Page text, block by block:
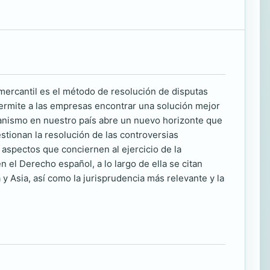
es el método de resolución de disputas
a las empresas encontrar una solución mejor
en nuestro país abre un nuevo horizonte que
la resolución de las controversias
que conciernen al ejercicio de la
el Derecho español, a lo largo de ella se citan
Asia, así como la jurisprudencia más relevante y la